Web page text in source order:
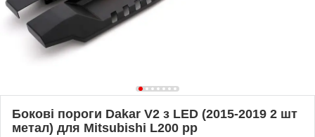
Бокові пороги Dakar V2 з LED (2015-2019 2 шт
метал) для Mitsubishi L200 рр